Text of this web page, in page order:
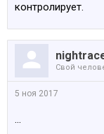
контролирует.
Свой
5 ноя 2017
...